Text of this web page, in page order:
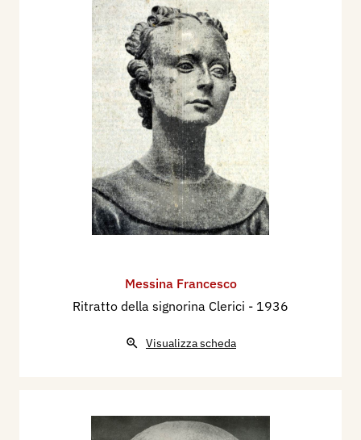
Messina Francesco
Ritratto della signorina Clerici - 1936
Visualizza scheda